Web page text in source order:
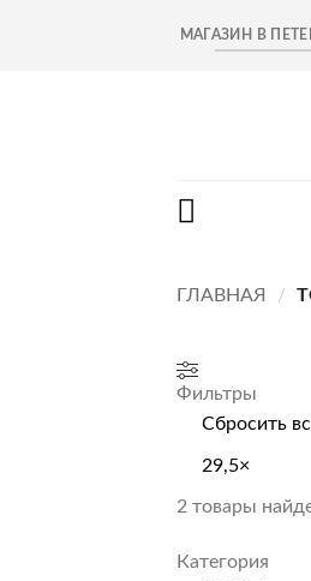
МАГАЗИН В
ГЛАВНАЯ /
Фильтры
Сбросить
29,5×
2 товары
Категория